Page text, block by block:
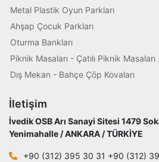
Metal Plastik Oyun Parkları
Ahşap Çocuk Parkları
Oturma Bankları
Piknik Masaları - Çatılı Piknik
Dış Mekan - Bahçe Çöp Kovaları
İletişim
İvedik OSB Arı Sanayi Sitesi 1479
Yenimahalle / ANKARA / TÜRKİYE
+90 (312) 395 30 31 +90 (312)